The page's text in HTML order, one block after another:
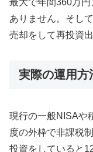
ありません。そし
売却をして再投資出
実際の運用方
現行の一般NISAや
度の外枠で非課税
投資をしていると